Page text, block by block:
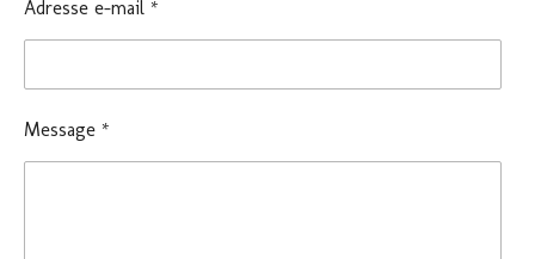
Adresse e-mail *
Message *